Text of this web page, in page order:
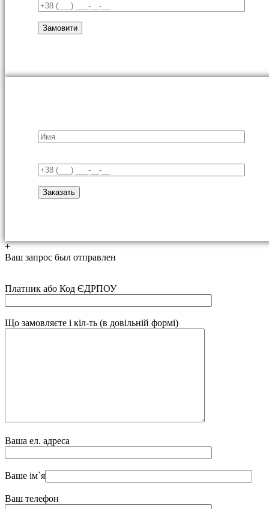
+
Ваш запрос был отправлен
Платник або Код ЄДРПОУ
Що замовляєте і кіл-ть (в довільній формі)
Ваша ел. адреса
Ваше ім`я
Ваш телефон